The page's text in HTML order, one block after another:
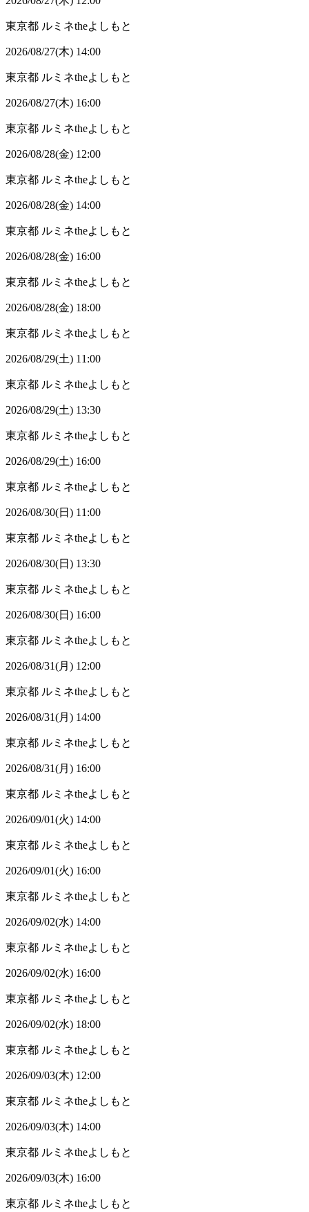
東京都 ルミネtheよしもと
2026/08/27(木) 14:00
東京都 ルミネtheよしもと
2026/08/27(木) 16:00
東京都 ルミネtheよしもと
2026/08/28(金) 12:00
東京都 ルミネtheよしもと
2026/08/28(金) 14:00
東京都 ルミネtheよしもと
2026/08/28(金) 16:00
東京都 ルミネtheよしもと
2026/08/28(金) 18:00
東京都 ルミネtheよしもと
2026/08/29(土) 11:00
東京都 ルミネtheよしもと
2026/08/29(土) 13:30
東京都 ルミネtheよしもと
2026/08/29(土) 16:00
東京都 ルミネtheよしもと
2026/08/30(日) 11:00
東京都 ルミネtheよしもと
2026/08/30(日) 13:30
東京都 ルミネtheよしもと
2026/08/30(日) 16:00
東京都 ルミネtheよしもと
2026/08/31(月) 12:00
東京都 ルミネtheよしもと
2026/08/31(月) 14:00
東京都 ルミネtheよしもと
2026/08/31(月) 16:00
東京都 ルミネtheよしもと
2026/09/01(火) 14:00
東京都 ルミネtheよしもと
2026/09/01(火) 16:00
東京都 ルミネtheよしもと
2026/09/02(水) 14:00
東京都 ルミネtheよしもと
2026/09/02(水) 16:00
東京都 ルミネtheよしもと
2026/09/02(水) 18:00
東京都 ルミネtheよしもと
2026/09/03(木) 12:00
東京都 ルミネtheよしもと
2026/09/03(木) 14:00
東京都 ルミネtheよしもと
2026/09/03(木) 16:00
東京都 ルミネtheよしもと